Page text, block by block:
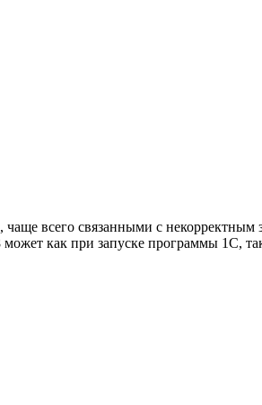
всего связанными с
как при запуске программы 1С,